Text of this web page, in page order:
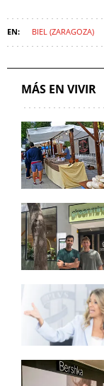
BIEL (ZARAGOZA)
MÁS EN VIVIR